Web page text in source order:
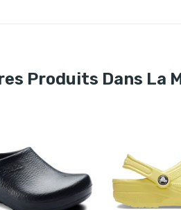
Produits Dans La